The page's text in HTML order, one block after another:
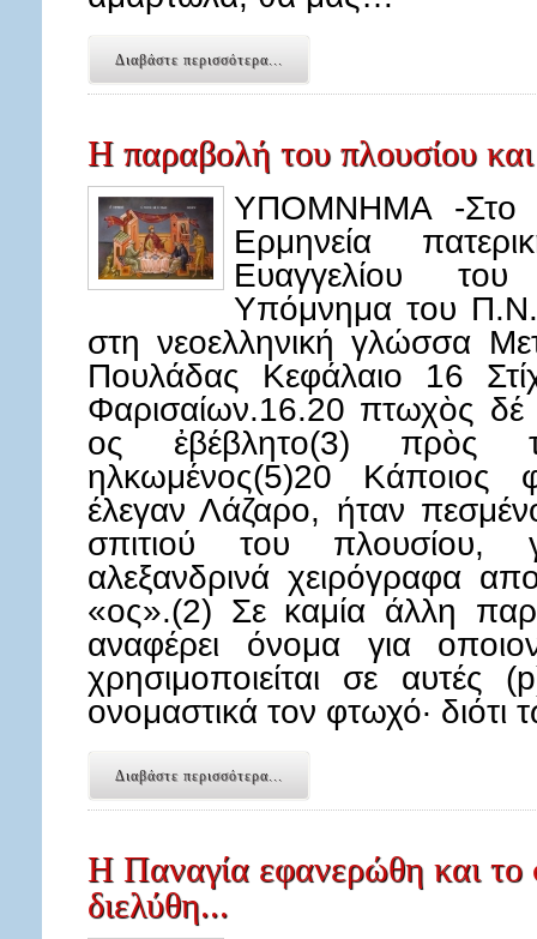
Διαβάστε περισσότερα...
Η παραβολή του πλουσίου
ΥΠΟΜΝΗΜΑ -Στο
Ερμηνεία
Ευαγγελίου του
Υπόμνημα του Π.Ν.
στη νεοελληνική γλώσσα
Πουλάδας Κεφάλαιο 16
Φαρισαίων.16.20 πτωχὸς δέ
ος ἐβέβλητο(3) πρὸς
ηλκωμένος(5)20
έλεγαν Λάζαρο, ήταν
σπιτιού του πλουσίου,
αλεξανδρινά χειρόγραφα
«ος».(2) Σε καμία άλλη
αναφέρει όνομα για
χρησιμοποιείται σε
ονομαστικά τον φτωχό· διότι
Διαβάστε περισσότερα...
Η Παναγία εφανερώθη και το
διελύθη...